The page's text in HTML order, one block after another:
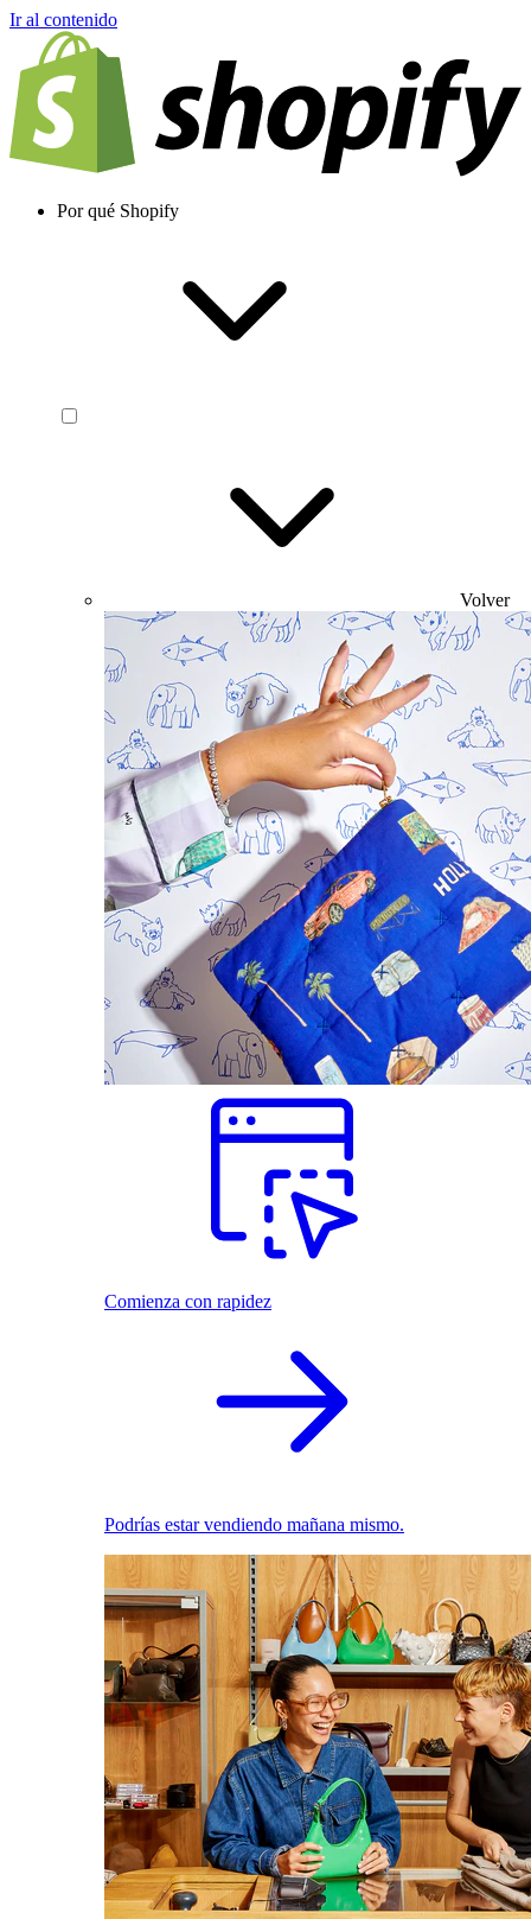
Ir al contenido
Por qué Shopify
Volver
Comienza con rapidez
Podrías estar vendiendo mañana mismo.